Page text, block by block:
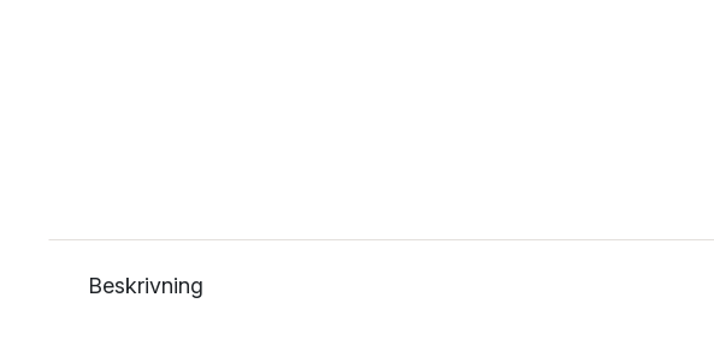
Beskrivning